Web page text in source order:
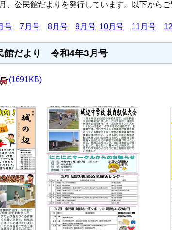
、公民館だよりを発行しています。以下からご
号 7月号 8月号 9月号 10月号 11月号
館だより 令和4年3月号
(1691KB)